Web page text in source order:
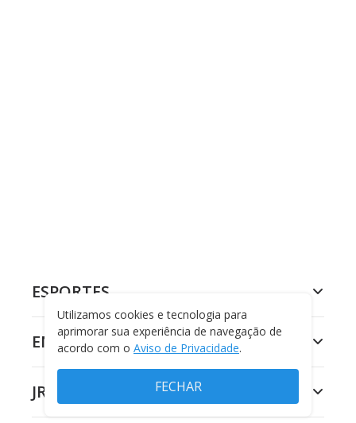
ESPORTES
ENTRETENIMENTO
JR 24H
Utilizamos cookies e tecnologia para
aprimorar sua experiência de navegação de
acordo com o Aviso de Privacidade.
FECHAR